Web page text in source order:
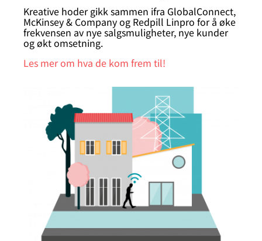
Kreative hoder gikk sammen ifra GlobalConnect,
McKinsey & Company og Redpill Linpro for å øke
frekvensen av nye salgsmuligheter, nye kunder
og økt omsetning.
Les mer om hva de kom frem til!